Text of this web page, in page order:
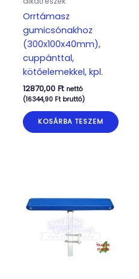
Orrtámasz
gumicsónakhoz
(300x100x40mm),
cuppánttal,
kötőelemekkel, kpl.
12870,00 Ft nettó
(16344,90 Ftbruttó)
KOSÁRBA TESZEM